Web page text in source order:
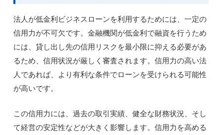
法人が低金利ビジネスローンを利用するためには、一定の
信用力が不可欠です。金融機関が低金利で融資を行うため
には、貸し出し先の信用リスクを最小限に抑える必要があ
るため、信用状況が厳しく審査されます。信用力の高い法
人であれば、より有利な条件でローンを受けられる可能性
が高いです。
この信用力には、過去の取引実績、健全な財務状況、そし
て経営の安定性などが大きく影響します。信用力を高める